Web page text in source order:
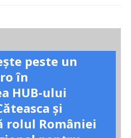
peste un
în
HUB-ului
și
rolul României